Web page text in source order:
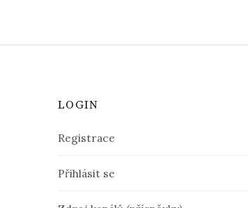
LOGIN
Registrace
Přihlásit se